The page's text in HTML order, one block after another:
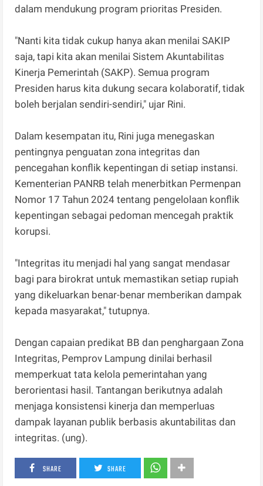
dalam mendukung program prioritas Presiden.
"Nanti kita tidak cukup hanya akan menilai SAKIP
saja, tapi kita akan menilai Sistem Akuntabilitas
Kinerja Pemerintah (SAKP). Semua program
Presiden harus kita dukung secara kolaboratif, tidak
boleh berjalan sendiri-sendiri," ujar Rini.
Dalam kesempatan itu, Rini juga menegaskan
pentingnya penguatan zona integritas dan
pencegahan konflik kepentingan di setiap instansi.
Kementerian PANRB telah menerbitkan Permenpan
Nomor 17 Tahun 2024 tentang pengelolaan konflik
kepentingan sebagai pedoman mencegah praktik
korupsi.
"Integritas itu menjadi hal yang sangat mendasar
bagi para birokrat untuk memastikan setiap rupiah
yang dikeluarkan benar-benar memberikan dampak
kepada masyarakat," tutupnya.
Dengan capaian predikat BB dan penghargaan Zona
Integritas, Pemprov Lampung dinilai berhasil
memperkuat tata kelola pemerintahan yang
berorientasi hasil. Tantangan berikutnya adalah
menjaga konsistensi kinerja dan memperluas
dampak layanan publik berbasis akuntabilitas dan
integritas. (ung).
SHARE SHARE